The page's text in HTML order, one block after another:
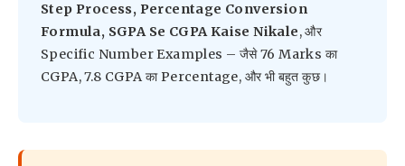
Step Process, Percentage Conversion
Formula, SGPA Se CGPA Kaise Nikale, और
Specific Number Examples – जैसे 76 Marks का
CGPA, 7.8 CGPA का Percentage, और भी बहुत कुछ।